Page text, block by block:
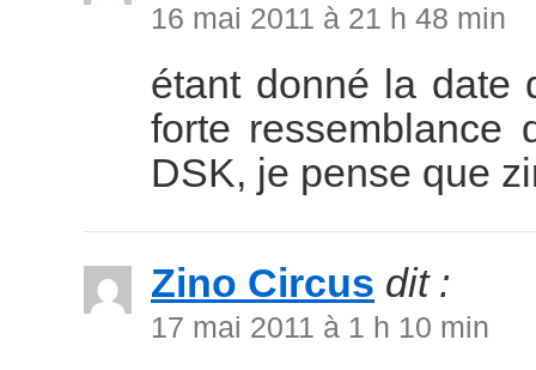
16 mai 2011 à 21 h 48 min
étant donné la date
forte ressemblance
DSK, je pense que
Zino Circus dit :
17 mai 2011 à 1 h 10 min